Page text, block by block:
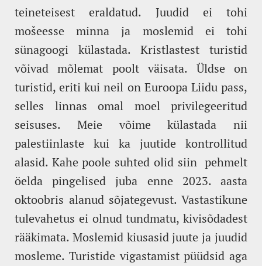
teineteisest eraldatud. Juudid ei tohi
mošeesse minna ja moslemid ei tohi
sünagoogi külastada. Kristlastest turistid
võivad mõlemat poolt väisata. Üldse on
turistid, eriti kui neil on Euroopa Liidu pass,
selles linnas omal moel privilegeeritud
seisuses. Meie võime külastada nii
palestiinlaste kui ka juutide kontrollitud
alasid. Kahe poole suhted olid siin pehmelt
öelda pingelised juba enne 2023. aasta
oktoobris alanud sõjategevust. Vastastikune
tulevahetus ei olnud tundmatu, kivisõdadest
rääkimata. Moslemid kiusasid juute ja juudid
mosleme. Turistide vigastamist püüdsid aga